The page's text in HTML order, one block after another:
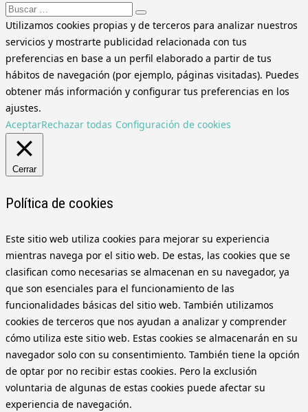
Buscar:
Utilizamos cookies propias y de terceros para analizar nuestros
servicios y mostrarte publicidad relacionada con tus
preferencias en base a un perfil elaborado a partir de tus
hábitos de navegación (por ejemplo, páginas visitadas). Puedes
obtener más información y configurar tus preferencias en los
ajustes.
AceptarRechazar todas Configuración de cookies
Cerrar
Política de cookies
Este sitio web utiliza cookies para mejorar su experiencia
mientras navega por el sitio web. De estas, las cookies que se
clasifican como necesarias se almacenan en su navegador, ya
que son esenciales para el funcionamiento de las
funcionalidades básicas del sitio web. También utilizamos
cookies de terceros que nos ayudan a analizar y comprender
cómo utiliza este sitio web. Estas cookies se almacenarán en su
navegador solo con su consentimiento. También tiene la opción
de optar por no recibir estas cookies. Pero la exclusión
voluntaria de algunas de estas cookies puede afectar su
experiencia de navegación.